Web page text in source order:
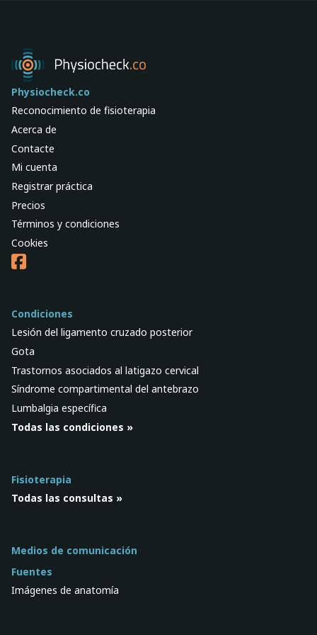
Physiocheck.co
Reconocimiento de fisioterapia
Acerca de
Contacte
Mi cuenta
Registrar práctica
Precios
Términos y condiciones
Cookies
Condiciones
Lesión del ligamento cruzado posterior
Gota
Trastornos asociados al latigazo cervical
Síndrome compartimental del antebrazo
Lumbalgia específica
Todas las condiciones »
Fisioterapia
Todas las consultas »
Medios de comunicación
Fuentes
Imágenes de anatomía